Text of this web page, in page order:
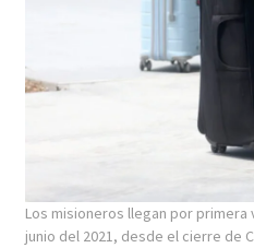
Los misioneros llegan por primera
junio del 2021, desde el cierre de